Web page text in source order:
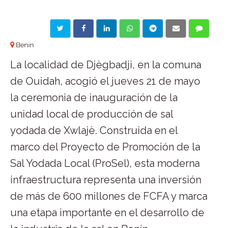
Benin
La localidad de Djègbadji, en la comuna
de Ouidah, acogió el jueves 21 de mayo
la ceremonia de inauguración de la
unidad local de producción de sal
yodada de Xwlajè. Construida en el
marco del Proyecto de Promoción de la
Sal Yodada Local (ProSel), esta moderna
infraestructura representa una inversión
de más de 600 millones de FCFA y marca
una etapa importante en el desarrollo de